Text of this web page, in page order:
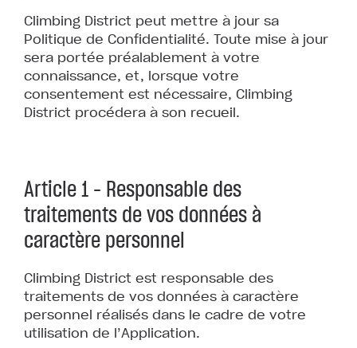
Climbing District peut mettre à jour sa
Politique de Confidentialité. Toute mise à jour
sera portée préalablement à votre
connaissance, et, lorsque votre
consentement est nécessaire, Climbing
District procédera à son recueil.
Article 1 – Responsable des
traitements de vos données à
caractère personnel
Climbing District est responsable des
traitements de vos données à caractère
personnel réalisés dans le cadre de votre
utilisation de l’Application.